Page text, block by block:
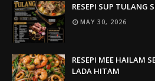
RESEPI SUP TULANG
MAY 30, 2026
RESEPI MEE HAILAM
LADA HITAM